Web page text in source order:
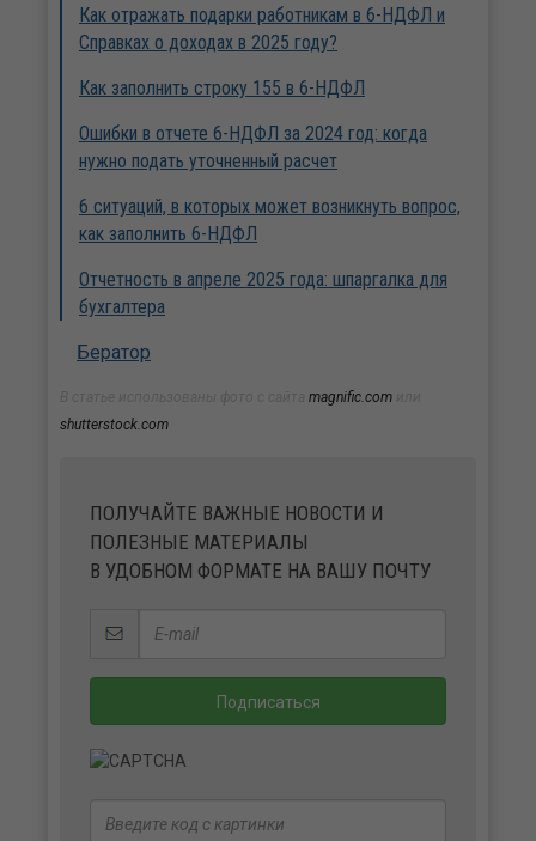
Как отражать подарки работникам в 6-НДФЛ и
Справках о доходах в 2025 году?
Как заполнить строку 155 в 6-НДФЛ
Ошибки в отчете 6-НДФЛ за 2024 год: когда
нужно подать уточненный расчет
6 ситуаций, в которых может возникнуть вопрос,
как заполнить 6-НДФЛ
Отчетность в апреле 2025 года: шпаргалка для
бухгалтера
Бератор
magnific.com
shutterstock.com
ПОЛУЧАЙТЕ ВАЖНЫЕ НОВОСТИ И
ПОЛЕЗНЫЕ МАТЕРИАЛЫ
В УДОБНОМ ФОРМАТЕ НА ВАШУ ПОЧТУ